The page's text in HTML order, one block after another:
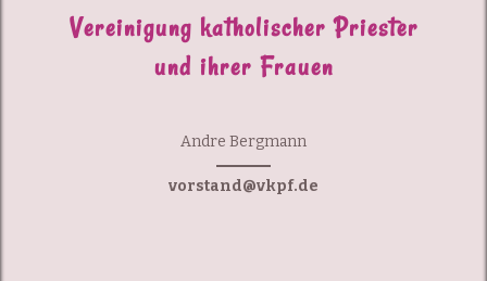
Vereinigung katholischer Priester
und ihrer Frauen
Andre Bergmann
vorstand@vkpf.de